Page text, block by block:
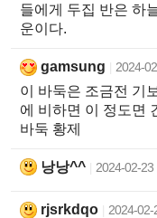
들에게 두집 반은 하
운이다.
gamsung 2024-
이 바둑은 조금전 기
에 비하면 이 정도면
바둑 황제
낭낭^^ 2024-02-23
rjsrkdqo 2024-02-